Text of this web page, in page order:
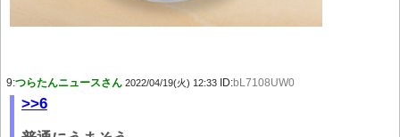
9:つらたんニュースさん 2022/04/19(火) 12:33 ID:bL7108UW0
>>6